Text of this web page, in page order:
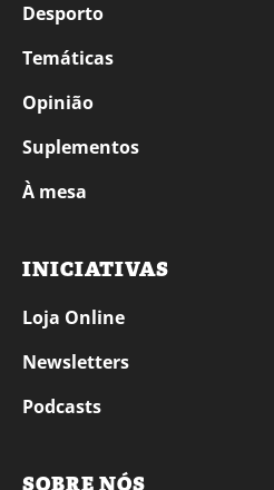
Desporto
Temáticas
Opinião
Suplementos
À mesa
INICIATIVAS
Loja Online
Newsletters
Podcasts
SOBRE NÓS